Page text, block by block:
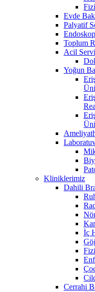
Evde
Palyatif
Toplum
Acil
Yoğun
Kliniklerimiz
Dahili
İç
Cerrahi